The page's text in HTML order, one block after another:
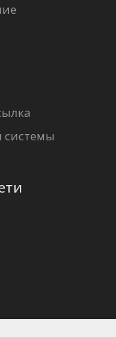
системы